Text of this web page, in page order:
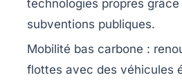
technologies propres
subventions publiques.
Mobilité bas carbone :
flottes avec des véhicules